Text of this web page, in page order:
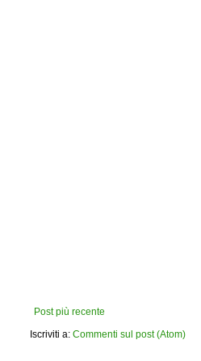
Post più recente
Iscriviti a: Commenti sul post (Atom)